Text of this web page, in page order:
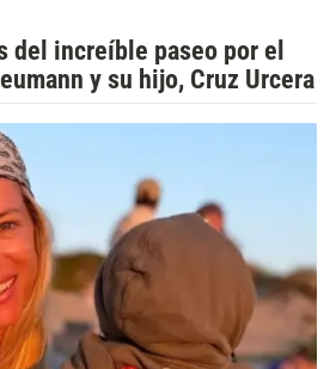
del increíble paseo por el
y su hijo, Cruz Urcera